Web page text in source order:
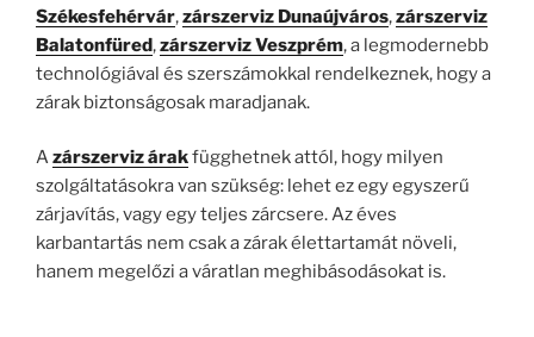
Székesfehérvár,zárszerviz Dunaújváros,zárszerviz
Balatonfüred,zárszerviz Veszprém, a legmodernebb
technológiával és szerszámokkal rendelkeznek, hogy a
zárak biztonságosak maradjanak.
Azárszerviz árakfügghetnek attól, hogy milyen
szolgáltatásokra van szükség: lehet ez egy egyszerű
zárjavítás, vagy egy teljes zárcsere. Az éves
karbantartás nem csak a zárak élettartamát növeli,
hanem megelőzi a váratlan meghibásodásokat is.